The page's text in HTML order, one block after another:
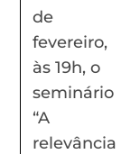
de
fevereiro,
às 19h, o
seminário
“A
relevância